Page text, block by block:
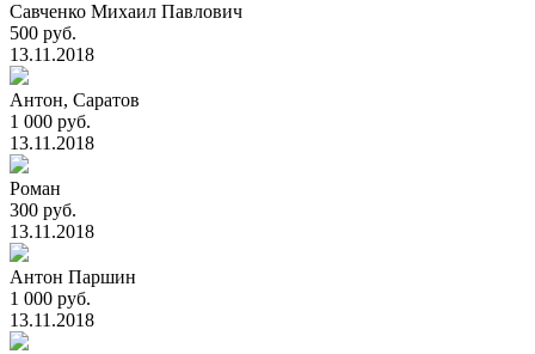
Савченко Михаил Павлович
500 руб.
13.11.2018
Антон, Саратов
1 000 руб.
13.11.2018
Роман
300 руб.
13.11.2018
Антон Паршин
1 000 руб.
13.11.2018